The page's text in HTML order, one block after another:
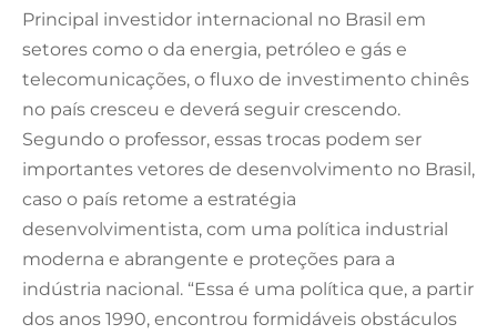
Principal investidor internacional no Brasil em
setores como o da energia, petróleo e gás e
telecomunicações, o fluxo de investimento chinês
no país cresceu e deverá seguir crescendo.
Segundo o professor, essas trocas podem ser
importantes vetores de desenvolvimento no Brasil,
caso o país retome a estratégia
desenvolvimentista, com uma política industrial
moderna e abrangente e proteções para a
indústria nacional. “Essa é uma política que, a partir
dos anos 1990, encontrou formidáveis obstáculos